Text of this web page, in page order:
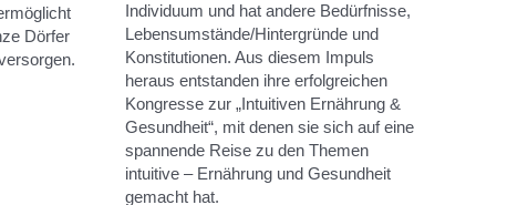
Dörfer
Individuum und hat andere Bedürfnisse,
Lebensumstände/Hintergründe und
Konstitutionen. Aus diesem Impuls
heraus entstanden ihre erfolgreichen
Kongresse zur „Intuitiven Ernährung &
Gesundheit“, mit denen sie sich auf eine
spannende Reise zu den Themen
intuitive – Ernährung und Gesundheit
gemacht hat.